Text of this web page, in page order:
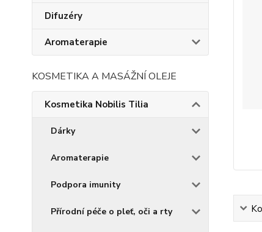
Difuzéry
Aromaterapie
KOSMETIKA A MASÁŽNÍ OLEJE
Kosmetika Nobilis Tilia
Dárky
Aromaterapie
Podpora imunity
Přírodní péče o pleť, oči a rty